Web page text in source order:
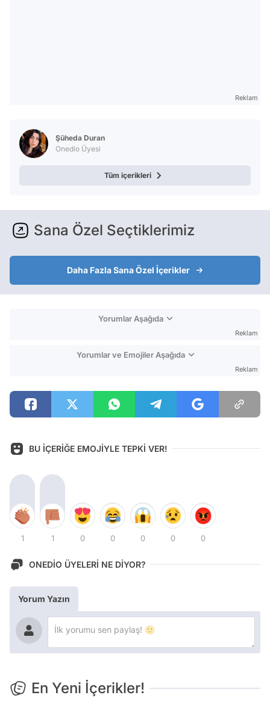
Reklam
Şüheda Duran
Onedio Üyesi
Tüm içerikleri
Sana Özel Seçtiklerimiz
Daha Fazla Sana Özel İçerikler
Yorumlar Aşağıda
Reklam
Yorumlar ve Emojiler Aşağıda
Reklam
BU İÇERİĞE EMOJİYLE TEPKİ VER!
1 1 0 0 0 0 0
ONEDİO ÜYELERİ NE DİYOR?
Yorum Yazın
En Yeni İçerikler!